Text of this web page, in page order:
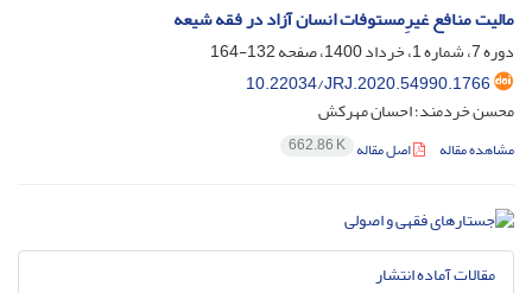
مالیت منافع غیرِمستوفات انسان آزاد در فقه شیعه
دوره 7، شماره 1، خرداد 1400، صفحه
132-164
10.22034/JRJ.2020.54990.1766
محسن خردمند؛ احسان مهرکش
مشاهده مقاله اصل مقاله 662.86 K
مقالات آماده انتشار